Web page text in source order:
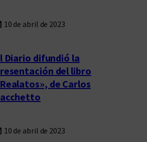
10 de abril de 2023
El Diario difundió la
presentación del libro
«Realatos», de Carlos
Sacchetto
10 de abril de 2023